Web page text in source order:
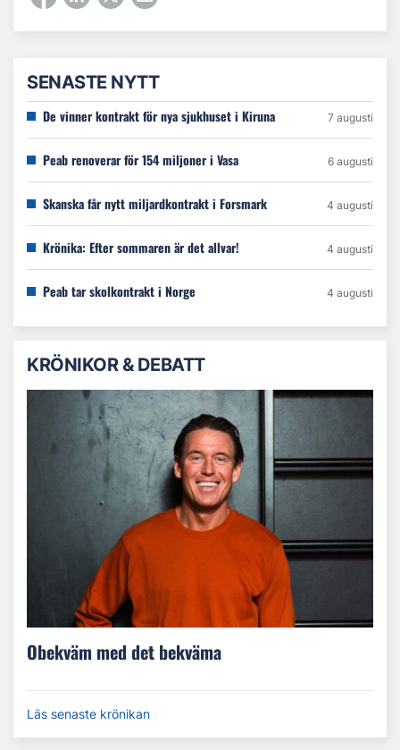
SENASTE NYTT
De vinner kontrakt för nya sjukhuset i Kiruna 7 augusti
Peab renoverar för 154 miljoner i Vasa 6 augusti
Skanska får nytt miljardkontrakt i Forsmark 4 augusti
Krönika: Efter sommaren är det allvar! 4 augusti
Peab tar skolkontrakt i Norge 4 augusti
KRÖNIKOR & DEBATT
Obekväm med det bekväma
Läs senaste krönikan